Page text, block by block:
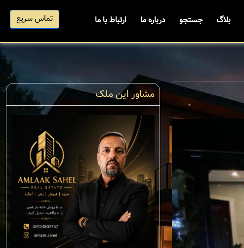
بلاگ جستجو درباره ما ارتباط با ما تماس سریع
مشاور این ملک